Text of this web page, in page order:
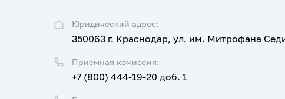
Юридический адрес:
350063 г. Краснодар, ул. им. Митрофана
Приемная комиссия:
+7 (800) 444-19-20 доб. 1